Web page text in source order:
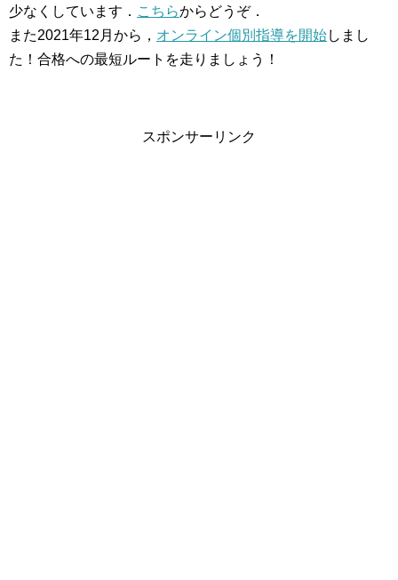
少なくしています． こちらからどうぞ．
また2021年12月から， オンライン個別指導を開始しまし
た！合格への最短ルートを走りましょう！
スポンサーリンク